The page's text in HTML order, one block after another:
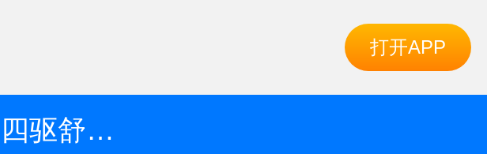
打开APP
2014款 2.4L 手动 四驱舒适型